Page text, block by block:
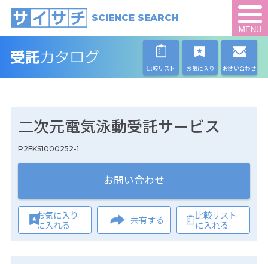
SCIENCE SEARCH
MENU
比較リスト お気に入り お問い合わせ
二次元電気泳動受託サービス
P2FKS1000252-1
お問い合わせ
お気に入り
に入れる
共有する
比較リスト
に入れる